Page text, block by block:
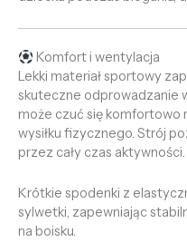
Komfort i wentylacja
Lekki materiał sportowy
skuteczne odprowadzanie
może czuć się komfortowo
wysiłku fizycznego. Strój
przez cały czas aktywności.
Krótkie spodenki z
sylwetki, zapewniając
na boisku.